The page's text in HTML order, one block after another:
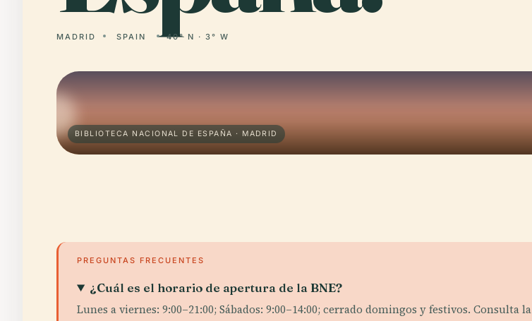
MADRID SPAIN 40° N · 3° W
BIBLIOTECA NACIONAL DE ESPAÑA · MADRID
PREGUNTAS FRECUENTES
¿Cuál es el horario de apertura de la BNE?
Lunes a viernes: 9:00–21:00; Sábados: 9:00–14:00; cerrado domingos y festivos. Consulta la